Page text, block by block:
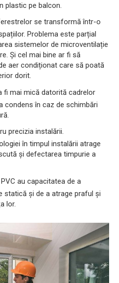
plastic pe balcon.
se transformă într-o
Problema este parțial
sistemelor de microventilație
Și cel mai bine ar fi să
aer condiționat care să poată
dorit.
fi mai mică datorită cadrelor
condens în caz de schimbări
precizia instalării.
în timpul instalării atrage
și defectarea timpurie a
au capacitatea de a
statică și de a atrage praful și
lor.